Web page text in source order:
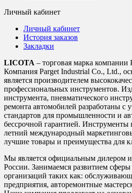
Личный кабинет
Личный кабинет
История заказов
Закладки
LICOTA – торговая марка
Компания Parget Industrial Co., Ltd.,
является производителем
профессиональных инструментов.
инструмента, пневматического
ремонта автомобилей разработаны с
стандартов для промышленности и
бессрочной гарантией. Инструменты
летний международный
лучшие товары и преимущества для
Мы является официальным дилером
России. Занимаемся развитием
организаций таких как:
предприятия, авторемонтные